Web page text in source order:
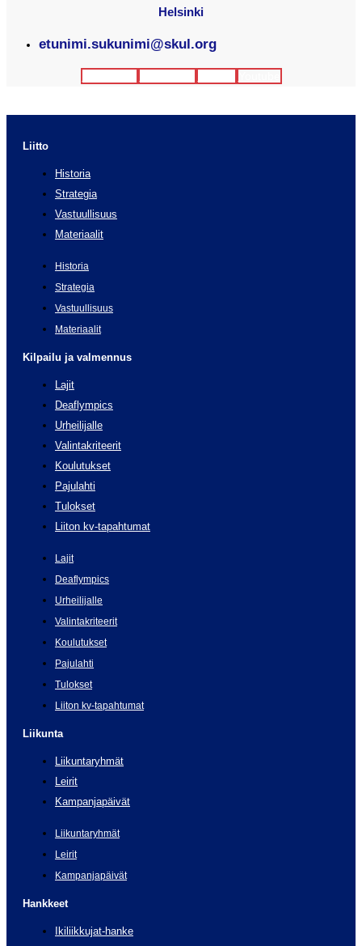
Helsinki
etunimi.sukunimi@skul.org
Liitto
Historia
Strategia
Vastuullisuus
Materiaalit
Historia
Strategia
Vastuullisuus
Materiaalit
Kilpailu ja valmennus
Lajit
Deaflympics
Urheilijalle
Valintakriteerit
Koulutukset
Pajulahti
Tulokset
Liiton kv-tapahtumat
Lajit
Deaflympics
Urheilijalle
Valintakriteerit
Koulutukset
Pajulahti
Tulokset
Liiton kv-tapahtumat
Liikunta
Liikuntaryhmät
Leirit
Kampanjapäivät
Liikuntaryhmät
Leirit
Kampanjapäivät
Hankkeet
Ikiliikkujat-hanke